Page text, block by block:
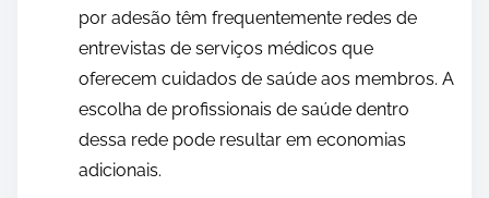
por adesão têm frequentemente redes de
entrevistas de serviços médicos que
oferecem cuidados de saúde aos membros. A
escolha de profissionais de saúde dentro
dessa rede pode resultar em economias
adicionais.